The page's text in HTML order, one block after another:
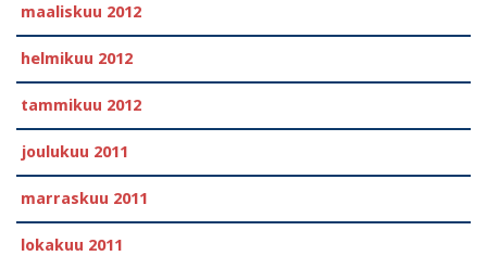
maaliskuu 2012
helmikuu 2012
tammikuu 2012
joulukuu 2011
marraskuu 2011
lokakuu 2011